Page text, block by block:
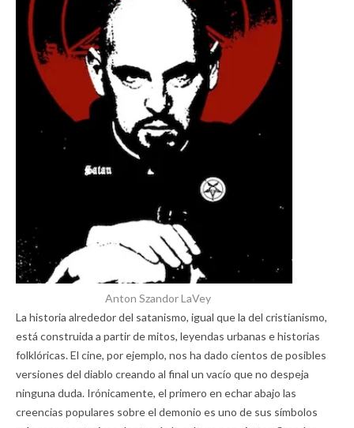
Anton Szandor LaVey
La historia alrededor del satanismo, igual que la del cristianismo,
está construida a partir de mitos, leyendas urbanas e historias
folklóricas. El cine, por ejemplo, nos ha dado cientos de posibles
versiones del diablo creando al final un vacío que no despeja
ninguna duda. Irónicamente, el primero en echar abajo las
creencias populares sobre el demonio es uno de sus símbolos